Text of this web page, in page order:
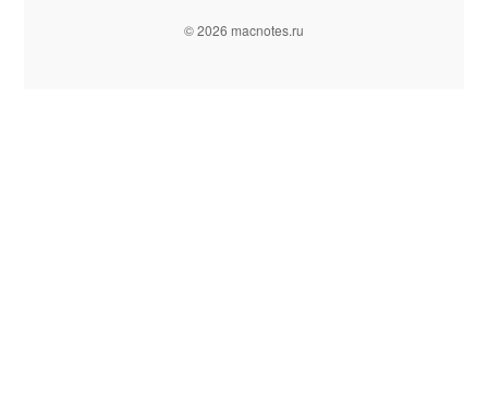
© 2026 macnotes.ru